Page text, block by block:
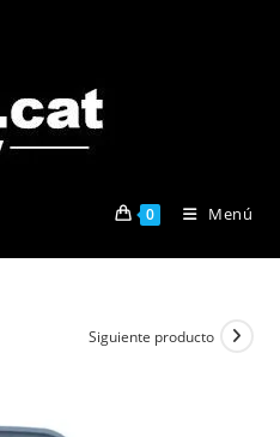
0 Menú
Siguiente producto